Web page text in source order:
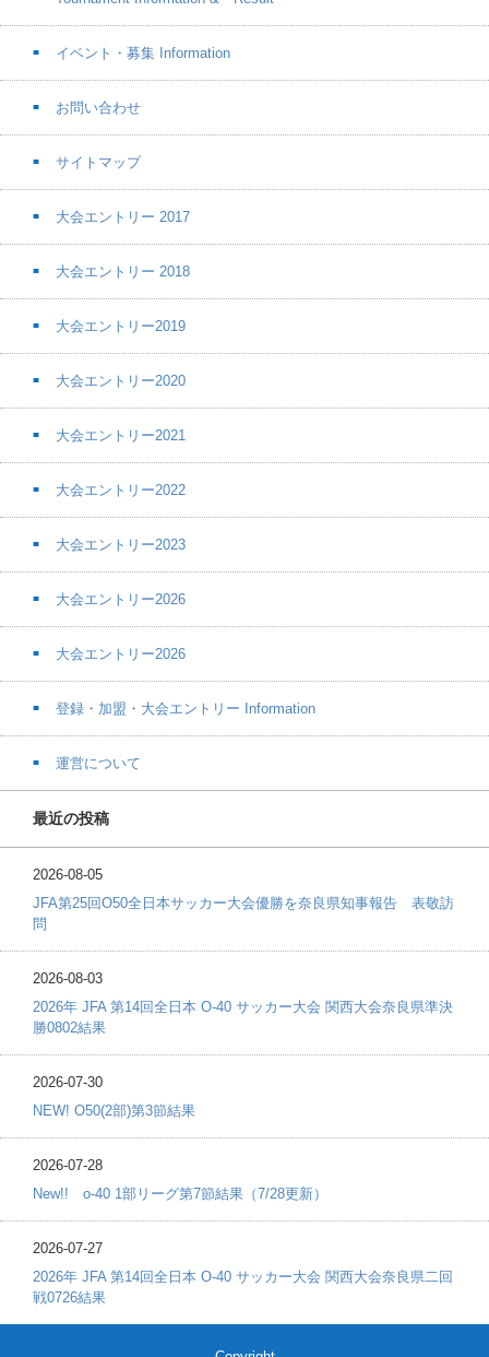
イベント・募集 Information
お問い合わせ
サイトマップ
大会エントリー 2017
大会エントリー 2018
大会エントリー2019
大会エントリー2020
大会エントリー2021
大会エントリー2022
大会エントリー2023
大会エントリー2026
大会エントリー2026
登録・加盟・大会エントリー Information
運営について
最近の投稿
2026-08-05
JFA第25回O50全日本サッカー大会優勝を奈良県知事報告 表敬訪
問
2026-08-03
2026年 JFA 第14回全日本 O-40 サッカー大会 関西大会奈良県準決
勝0802結果
2026-07-30
NEW! O50(2部)第3節結果
2026-07-28
New!! o-40 1部リーグ第7節結果（7/28更新）
2026-07-27
2026年 JFA 第14回全日本 O-40 サッカー大会 関西大会奈良県二回
戦0726結果